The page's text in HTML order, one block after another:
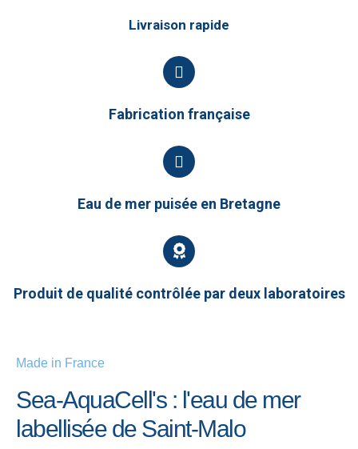
Livraison rapide
Fabrication française
Eau de mer puisée en Bretagne
Produit de qualité contrôlée par deux laboratoires
Made in France
Sea-AquaCell's : l'eau de mer
labellisée de Saint-Malo